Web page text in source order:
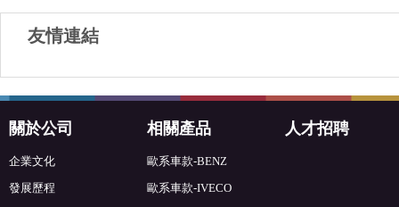
友情連結
關於公司
企業文化
發展歷程
相關產品
歐系車款-BENZ
歐系車款-IVECO
人才招聘